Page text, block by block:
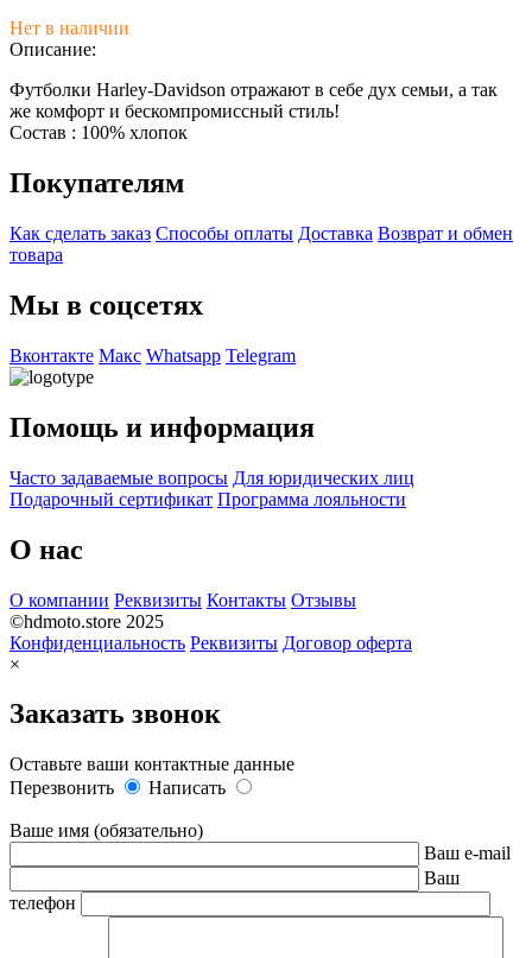
Нет в наличии
Описание:
Футболки Harley-Davidson отражают в себе дух семьи, а так
же комфорт и бескомпромиссный стиль!
Состав : 100% хлопок
Покупателям
Как сделать заказ Способы оплаты Доставка Возврат и обмен
товара
Мы в соцсетях
Вконтакте Макс Whatsapp Telegram
Помощь и информация
Часто задаваемые вопросы Для юридических лиц
Подарочный сертификат Программа лояльности
О нас
О компании Реквизиты Контакты Отзывы
©hdmoto.store 2025
Конфиденциальность Реквизиты Договор оферта
×
Заказать звонок
Оставьте ваши контактные данные
Перезвонить
Написать
Ваше имя (обязательно)
Ваш e-mail
Ваш
телефон